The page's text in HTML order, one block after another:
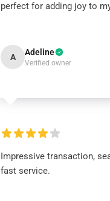
perfect for adding joy to
A Adeline
Verified owner
Impressive transaction,
fast service.